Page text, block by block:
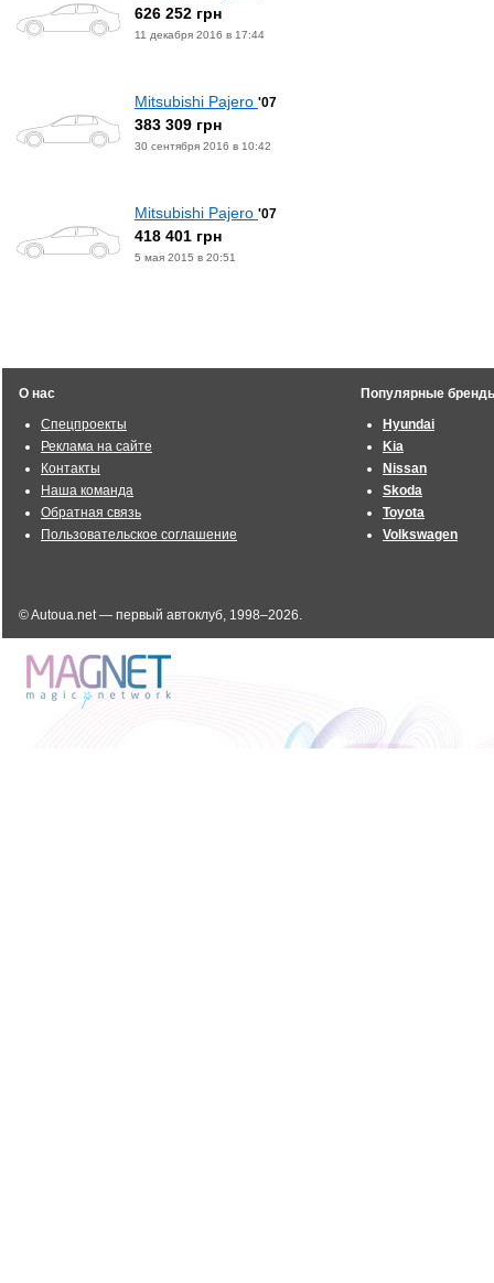
626 252 грн
11 декабря 2016 в 17:44
Mitsubishi Pajero '07
383 309 грн
30 сентября 2016 в 10:42
Mitsubishi Pajero '07
418 401 грн
5 мая 2015 в 20:51
О нас
Спецпроекты
Реклама на сайте
Контакты
Наша команда
Обратная связь
Пользовательское соглашение
Популярные
Hyundai
Kia
Nissan
Skoda
Toyota
Volkswagen
© Autoua.net — первый автоклуб, 1998–2026.